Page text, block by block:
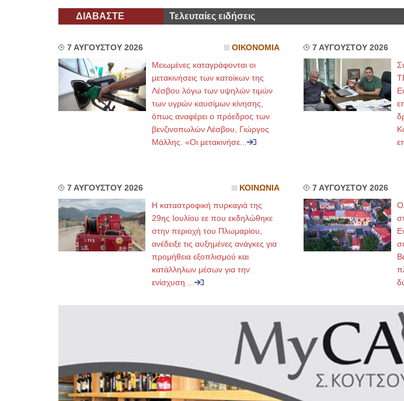
ΔΙΑΒΑΣΤΕ Τελευταίες ειδήσεις
7 ΑΥΓΟΥΣΤΟΥ 2026 ΟΙΚΟΝΟΜΙΑ
Μειωμένες καταγράφονται οι
μετακινήσεις των κατοίκων της
Λέσβου λόγω των υψηλών τιμών
των υγρών καυσίμων κίνησης,
όπως αναφέρει ο πρόεδρος των
βενζινοπωλών Λέσβου, Γιώργος
Μάλλης. «Οι μετακινήσε...
7 ΑΥΓΟΥΣΤΟΥ 2026
7 ΑΥΓΟΥΣΤΟΥ 2026 ΚΟΙΝΩΝΙΑ
Η καταστροφική πυρκαγιά της
29ης Ιουλίου εε που εκδηλώθηκε
στην περιοχή του Πλωμαρίου,
ανέδειξε τις αυξημένες ανάγκες για
προμήθεια εξοπλισμού και
κατάλληλων μέσων για την
ενίσχυση ...
7 ΑΥΓΟΥΣΤΟΥ 2026